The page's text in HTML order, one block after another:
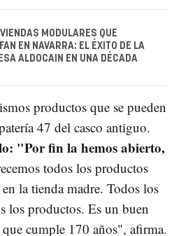
MODULARES QUE
EN NAVARRA: EL ÉXITO DE LA
ALDOCAIN EN UNA DÉCADA
productos que se pueden
47 del casco antiguo.
"Por fin la hemos abierto,
todos los productos
la tienda madre. Todos los
los productos. Es un buen
cumple 170 años", afirma.